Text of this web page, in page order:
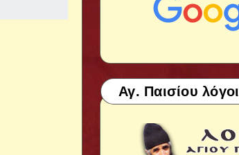
Αγ. Παισίου λόγοι